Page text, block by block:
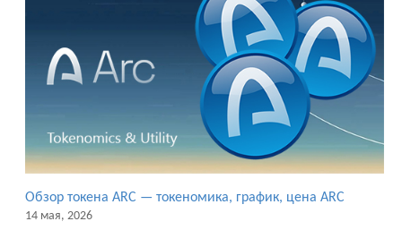
Обзор токена ARC — токеномика, график, цена ARC
14 мая, 2026